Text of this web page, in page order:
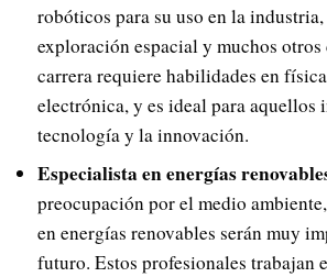
robóticos para su uso en la
exploración espacial y muchos otros
carrera requiere habilidades en
electrónica, y es ideal para aquellos
tecnología y la innovación.
Especialista en energías
preocupación por el medio
en energías renovables serán muy
futuro. Estos profesionales trabajan